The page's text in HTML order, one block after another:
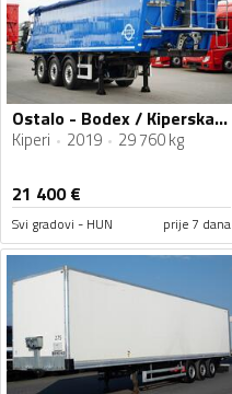
Ostalo - Bodex / Kiperska poluprikolica / IMP-4661
Kiperi 2019 29 760 kg
21 400€
Svi gradovi - HUN prije 7 dana